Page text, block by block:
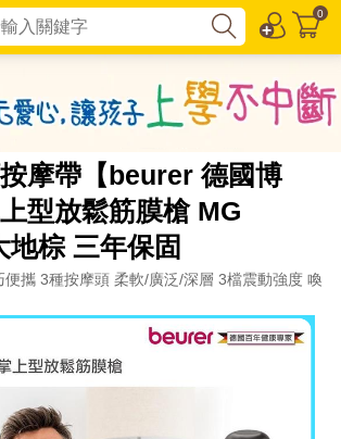
0
摩帶【beurer 德國博
型放鬆筋膜槍 MG
地棕 三年保固
攜 3種按摩頭 柔軟/廣泛/深層 3檔震動強度 喚